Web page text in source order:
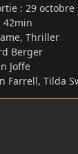
: 29
42min
Thriller
Berger
Joffe
Farrell, Tilda